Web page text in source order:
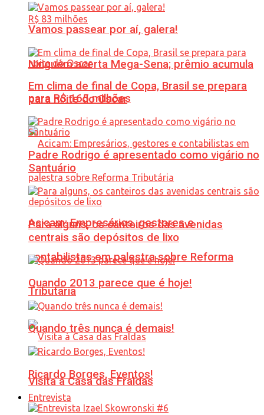
Ninguém acerta Mega-Sena; prêmio acumula
para R$ 165 milhões
Acicam: Empresários, gestores e
contabilistas em palestra sobre Reforma
Tributária
Visita à Casa das Fraldas
Vamos passear por aí, galera!
Em clima de final de Copa, Brasil se prepara
para noite do Oscar
Padre Rodrigo é apresentado como vigário no
Santuário
Para alguns, os canteiros das avenidas
centrais são depósitos de lixo
Quando 2013 parece que é hoje!
Quando três nunca é demais!
Ricardo Borges, Eventos!
Entrevista